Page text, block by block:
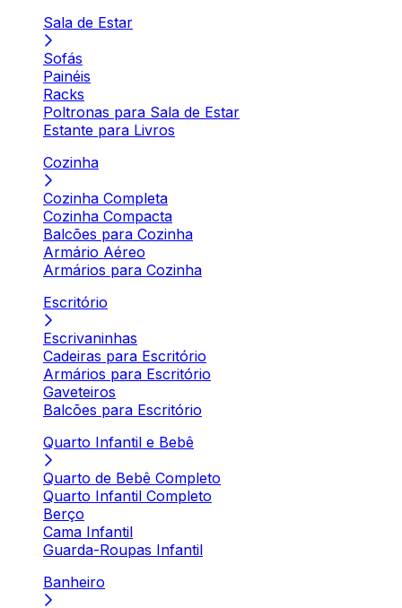
Sala de Estar
Sofás
Painéis
Racks
Poltronas para Sala de Estar
Estante para Livros
Cozinha
Cozinha Completa
Cozinha Compacta
Balcões para Cozinha
Armário Aéreo
Armários para Cozinha
Escritório
Escrivaninhas
Cadeiras para Escritório
Armários para Escritório
Gaveteiros
Balcões para Escritório
Quarto Infantil e Bebê
Quarto de Bebê Completo
Quarto Infantil Completo
Berço
Cama Infantil
Guarda-Roupas Infantil
Banheiro